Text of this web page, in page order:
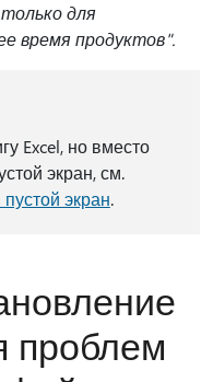
для
время продуктов".
Excel, но вместо
экран, см.
экран.
проблем